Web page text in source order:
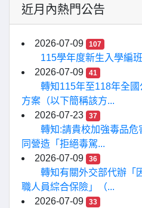
近月內熱門公告
2026-07-09 107
115學年度新生入學編
2026-07-09
41
轉知115年至118年全
方案（以下簡稱該方...
2026-07-23
37
轉知:請貴校加強毒品
同營造「拒絕毒駕...
2026-07-09
36
轉知有關外交部代辦「
職人員綜合保險」（...
2026-07-09
33